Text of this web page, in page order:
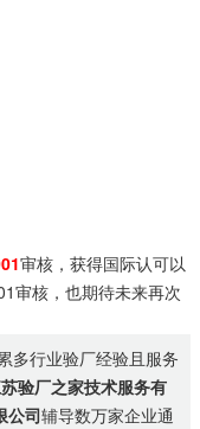
审核，获得国际认可以
审核，也期待未来再次
多行业验厂经验且服务
验厂之家技术服务有
公司辅导数万家企业通